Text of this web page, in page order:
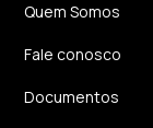
Quem Somos
Fale conosco
Documentos